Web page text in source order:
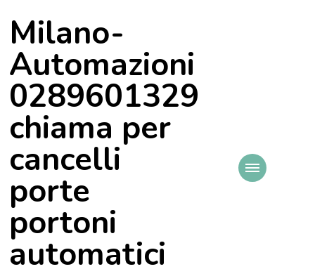
Milano-
Automazioni
0289601329
chiama per
cancelli
porte
portoni
automatici